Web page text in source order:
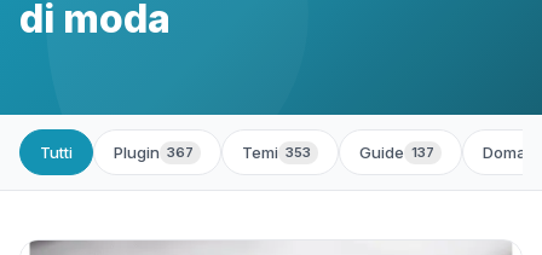
di moda
Tutti Plugin 367 Temi 353 Guide 137